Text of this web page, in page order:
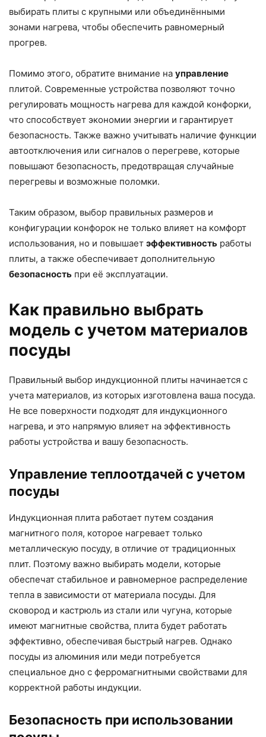
выбирать плиты с крупными или объединёнными
зонами нагрева, чтобы обеспечить равномерный
прогрев.
Помимо этого, обратите внимание на управление
плитой. Современные устройства позволяют точно
регулировать мощность нагрева для каждой конфорки,
что способствует экономии энергии и гарантирует
безопасность. Также важно учитывать наличие функции
автоотключения или сигналов о перегреве, которые
повышают безопасность, предотвращая случайные
перегревы и возможные поломки.
Таким образом, выбор правильных размеров и
конфигурации конфорок не только влияет на комфорт
использования, но и повышает эффективность работы
плиты, а также обеспечивает дополнительную
безопасность при её эксплуатации.
Как правильно выбрать
модель с учетом материалов
посуды
Правильный выбор индукционной плиты начинается с
учета материалов, из которых изготовлена ваша посуда.
Не все поверхности подходят для индукционного
нагрева, и это напрямую влияет на эффективность
работы устройства и вашу безопасность.
Управление теплоотдачей с учетом
посуды
Индукционная плита работает путем создания
магнитного поля, которое нагревает только
металлическую посуду, в отличие от традиционных
плит. Поэтому важно выбирать модели, которые
обеспечат стабильное и равномерное распределение
тепла в зависимости от материала посуды. Для
сковород и кастрюль из стали или чугуна, которые
имеют магнитные свойства, плита будет работать
эффективно, обеспечивая быстрый нагрев. Однако
посуды из алюминия или меди потребуется
специальное дно с ферромагнитными свойствами для
корректной работы индукции.
Безопасность при использовании